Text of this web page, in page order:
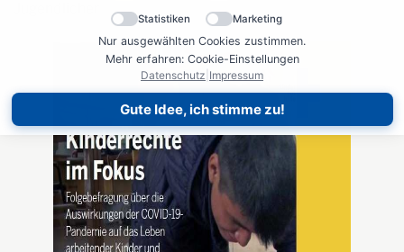
Statistiken Marketing
Nur ausgewählten Cookies zustimmen.
Mehr erfahren: Cookie-Einstellungen
Datenschutz Impressum
Gute Idee, ich stimme zu!